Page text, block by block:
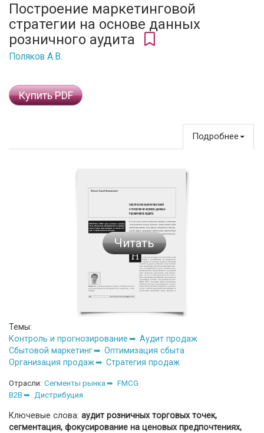
Построение маркетинговой
стратегии на основе данных
розничного аудита
Поляков А.В.
Купить PDF
Подробнее
Читать
Темы:
Контроль и прогнозирование
Аудит продаж
Сбытовой маркетинг
Оптимизация сбыта
Организация продаж
Стратегия продаж
Отрасли: Сегменты рынка
FMCG
B2B
Дистрибуция
Ключевые слова: аудит розничных торговых точек,
сегментация, фокусирование на ценовых предпочтениях,